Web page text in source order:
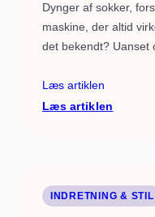
Dynger af sokker,
maskine, der altid
det bekendt?
Læs artiklen
Læs artiklen
der
holder
INDRETNING & STIL